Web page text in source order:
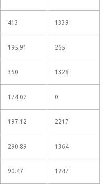
413 1339
195.91 265
350 1328
174.02 0
197.12 2217
290.89 1364
90.47 1247